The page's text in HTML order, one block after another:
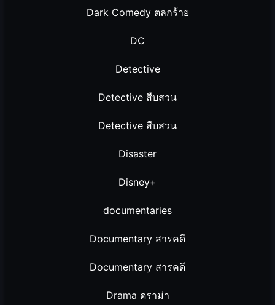
Dark Comedy ตลกร้าย
DC
Detective
Detective สืบสวน
Detective สืบสวน
Disaster
Disney+
documentaries
Documentary สารคดี
Documentary สารคดี
Drama ดราม่า